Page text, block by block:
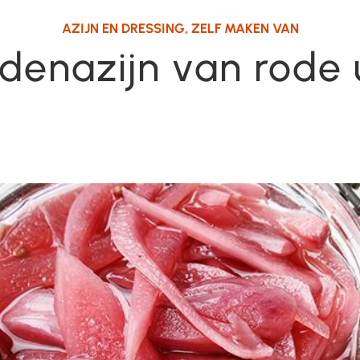
AZIJN EN DRESSING, ZELF MAKEN VAN
van rode